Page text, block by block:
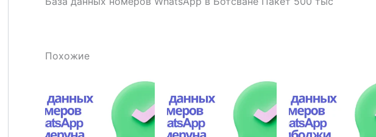
Похожие